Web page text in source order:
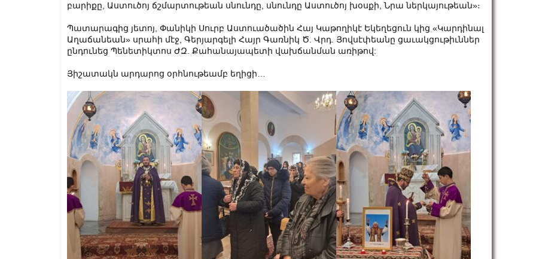
բարիքը, Աստուծոյ ճշմարտութեան սնունդը, սնունդը Աստուծոյ խօսքի, Նրա ներկայութեան»։
Պատարագից յետոյ, Փանիկի Սուրբ Աստուածածին Հայ Կաթողիկէ Եկեղեցուն կից «Կարդինալ
Աղաճանեան» սրահի մէջ, Գերյարգելի Հայր Գառնիկ Ծ. Վրդ. Յովսէփեանը ցաւակցութիւններ
ընդունեց Պենետիկտոս ԺԶ. Քահանայապետի վախճանման առիթով:
Յիշատակն արդարոց օրհնութեամբ եղիցի…